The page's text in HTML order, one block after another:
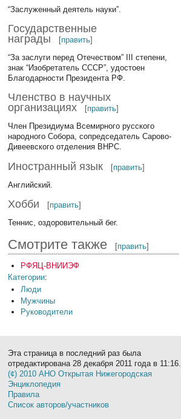
“Заслуженный деятель науки”.
Государственные
награды
[править]
“За заслуги перед Отечеством” III степени,
знак “Изобретатель СССР”, удостоен
Благодарности Президента РФ.
Членство в научных
организациях
[править]
Член Президиума Всемирного русского
народного Собора, сопредседатель Сарово-
Дивеевского отделения ВНРС.
Иностранный язык [править]
Английский.
Хобби [править]
Теннис, оздоровительный бег.
Смотрите также [править]
РФЯЦ-ВНИИЭФ
Категории:
Люди
Мужчины
Руководители
Эта страница в последний раз была
отредактирована 28 декабря 2011 года в 11:16.
(¢) 2010 АНО Открытая Нижегородская
Энциклопедия
Правила
Список авторов/участников